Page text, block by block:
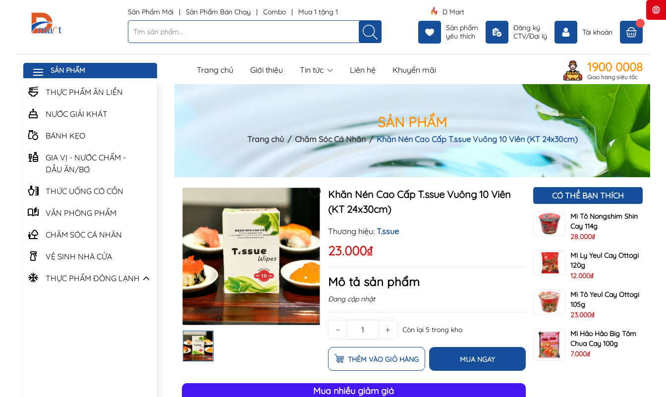
Sản Phẩm Mới | Sản Phẩm Bán Chạy | Combo | Mua 1 tặng 1
D Mart
Sản phẩm
yêu thích
Đăng ký
CTV/Đại lý
Tài khoản
SẢN PHẨM
THỰC PHẨM ĂN LIỀN
NƯỚC GIẢI KHÁT
BÁNH KẸO
GIA VỊ - NƯỚC CHẤM -
DẦU ĂN/BƠ
THỨC UỐNG CÓ CỒN
VĂN PHÒNG PHẨM
CHĂM SÓC CÁ NHÂN
VỆ SINH NHÀ CỬA
THỰC PHẨM ĐÔNG LẠNH
Trang chủ Giới thiệu Tin tức Liên hệ Khuyến mãi 1900 0008
Giao hàng siêu tốc
SẢN PHẨM
Trang chủ / Chăm Sóc Cá Nhân / Khăn Nén Cao Cấp T.ssue Vuông 10 Viên (KT 24x30cm)
Khăn Nén Cao Cấp T.ssue Vuông 10 Viên
(KT 24x30cm)
Thương hiệu: T.ssue
23.000₫
Mô tả sản phẩm
Đang cập nhật
− + Còn lại 5 trong kho
THÊM VÀO GIỎ HÀNG MUA NGAY
Mua nhiều giảm giá
Mã khuyến mãi:
Điều kiện:
CÓ THỂ BẠN THÍCH
Mì Tô Nongshim Shin
Cay 114g
28.000₫
Mì Ly Yeul Cay Ottogi
120g
12.000₫
Mì Tô Yeul Cay Ottogi
105g
23.000₫
Mì Hảo Hảo Big Tôm
Chua Cay 100g
7.000₫